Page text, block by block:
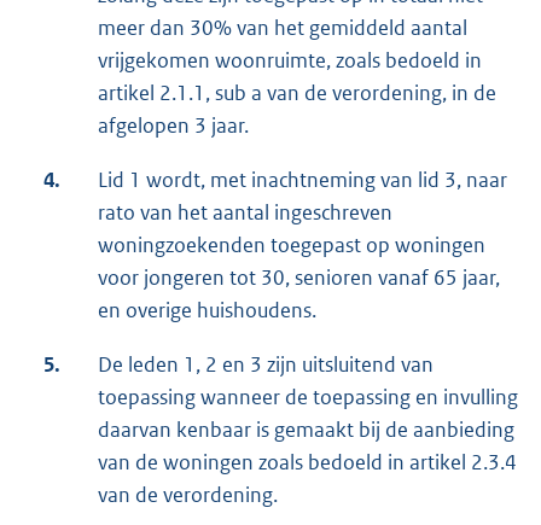
meer dan 30% van het gemiddeld aantal
vrijgekomen woonruimte, zoals bedoeld in
artikel 2.1.1, sub a van de verordening, in de
afgelopen 3 jaar.
4.
Lid 1 wordt, met inachtneming van lid 3, naar
rato van het aantal ingeschreven
woningzoekenden toegepast op woningen
voor jongeren tot 30, senioren vanaf 65 jaar,
en overige huishoudens.
5.
De leden 1, 2 en 3 zijn uitsluitend van
toepassing wanneer de toepassing en invulling
daarvan kenbaar is gemaakt bij de aanbieding
van de woningen zoals bedoeld in artikel 2.3.4
van de verordening.